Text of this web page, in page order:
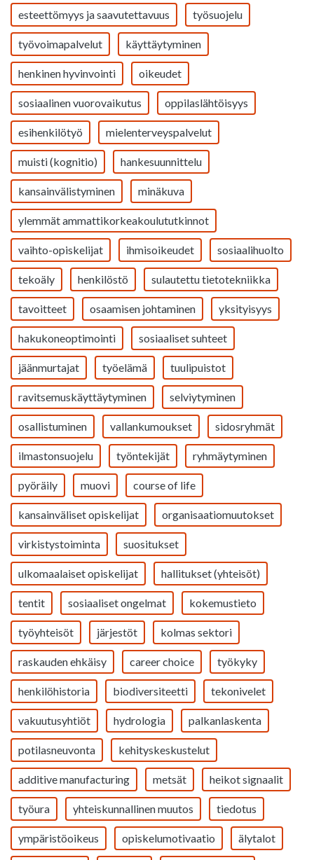
esteettömyys ja saavutettavuus työsuojelu
työvoimapalvelut käyttäytyminen
henkinen hyvinvointi oikeudet
sosiaalinen vuorovaikutus oppilaslähtöisyys
esihenkilötyö mielenterveyspalvelut
muisti (kognitio) hankesuunnittelu
kansainvälistyminen minäkuva
ylemmät ammattikorkeakoulututkinnot
vaihto-opiskelijat ihmisoikeudet sosiaalihuolto
tekoäly henkilöstö sulautettu tietotekniikka
tavoitteet osaamisen johtaminen yksityisyys
hakukoneoptimointi sosiaaliset suhteet
jäänmurtajat työelämä tuulipuistot
ravitsemuskäyttäytyminen selviytyminen
osallistuminen vallankumoukset sidosryhmät
ilmastonsuojelu työntekijät ryhmäytyminen
pyöräily muovi course of life
kansainväliset opiskelijat organisaatiomuutokset
virkistystoiminta suositukset
ulkomaalaiset opiskelijat hallitukset (yhteisöt)
tentit sosiaaliset ongelmat kokemustieto
työyhteisöt järjestöt kolmas sektori
raskauden ehkäisy career choice työkyky
henkilöhistoria biodiversiteetti tekonivelet
vakuutusyhtiöt hydrologia palkanlaskenta
potilasneuvonta kehityskeskustelut
additive manufacturing metsät heikot signaalit
työura yhteiskunnallinen muutos tiedotus
ympäristöoikeus opiskelumotivaatio älytalot